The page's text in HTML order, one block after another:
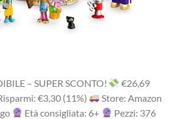
– SUPER SCONTO!
‎€26,69
€3,30 (11%)
Store: Amazon
Età consigliata: 6+
Pezzi: 376